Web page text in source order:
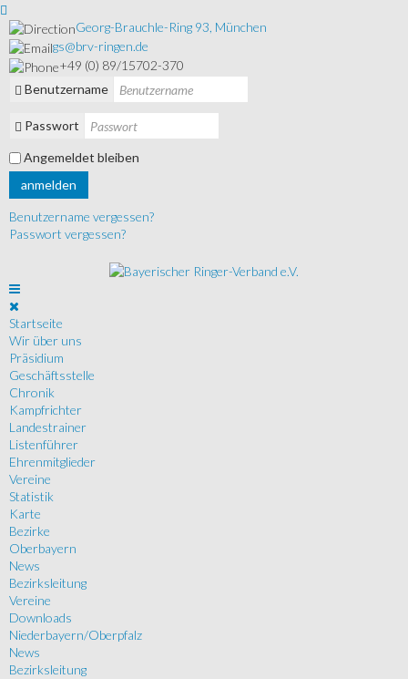
Georg-Brauchle-Ring 93, München
gs@brv-ringen.de
+49 (0) 89/15702-370
Benutzername
Passwort
Angemeldet bleiben
anmelden
Benutzername vergessen?
Passwort vergessen?
Startseite
Wir über uns
Präsidium
Geschäftsstelle
Chronik
Kampfrichter
Landestrainer
Listenführer
Ehrenmitglieder
Vereine
Statistik
Karte
Bezirke
Oberbayern
News
Bezirksleitung
Vereine
Downloads
Niederbayern/Oberpfalz
News
Bezirksleitung